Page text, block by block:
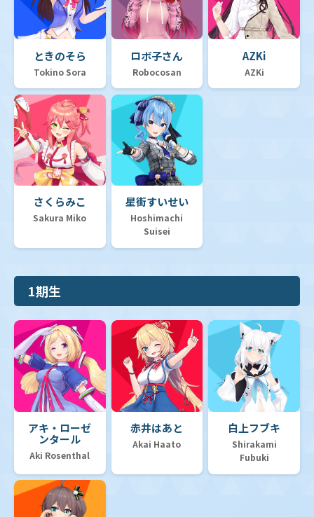
ときのそら
Tokino Sora
ロボ子さん
Robocosan
AZKi
AZKi
さくらみこ
Sakura Miko
星街すいせい
Hoshimachi
Suisei
1期生
アキ・ローゼ
ンタール
Aki Rosenthal
赤井はあと
Akai Haato
白上フブキ
Shirakami
Fubuki